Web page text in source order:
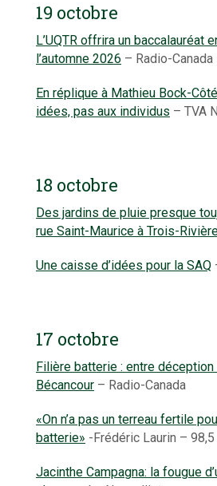
19 octobre
L’UQTR offrira un baccalauréat
l’automne 2026 – Radio-Canada
En réplique à Mathieu Bock-
idées, pas aux individus – TVA
18 octobre
Des jardins de pluie presque
rue Saint-Maurice à Trois-
Une caisse d’idées pour la SAQ
17 octobre
Filière batterie : entre
Bécancour – Radio-Canada
«On n’a pas un terreau fertile
batterie» -Frédéric Laurin – 98,5
Jacinthe Campagna: la fougue